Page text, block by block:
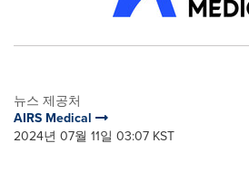
뉴스 제공처
AIRS Medical
2024년 07월 11일 03:07 KST